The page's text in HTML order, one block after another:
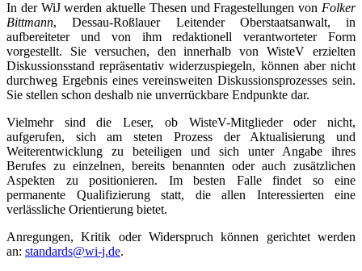
In der WiJ werden aktuelle Thesen und Fragestellungen von Folker
Bittmann, Dessau-Roßlauer Leitender Oberstaatsanwalt, in
aufbereiteter und von ihm redaktionell verantworteter Form
vorgestellt. Sie versuchen, den innerhalb von WisteV erzielten
Diskussionsstand repräsentativ widerzuspiegeln, können aber nicht
durchweg Ergebnis eines vereinsweiten Diskussionsprozesses sein.
Sie stellen schon deshalb nie unverrückbare Endpunkte dar.
Vielmehr sind die Leser, ob WisteV-Mitglieder oder nicht,
aufgerufen, sich am steten Prozess der Aktualisierung und
Weiterentwicklung zu beteiligen und sich unter Angabe ihres
Berufes zu einzelnen, bereits benannten oder auch zusätzlichen
Aspekten zu positionieren. Im besten Falle findet so eine
permanente Qualifizierung statt, die allen Interessierten eine
verlässliche Orientierung bietet.
Anregungen, Kritik oder Widerspruch können gerichtet werden
an: standards@wi-j.de.